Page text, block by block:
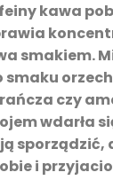
kawa
smakiem.
smaku
czy
wdarła
sporządzić,
i